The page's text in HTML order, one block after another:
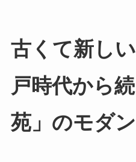
古くて新し
戸時代から
苑」のモダ